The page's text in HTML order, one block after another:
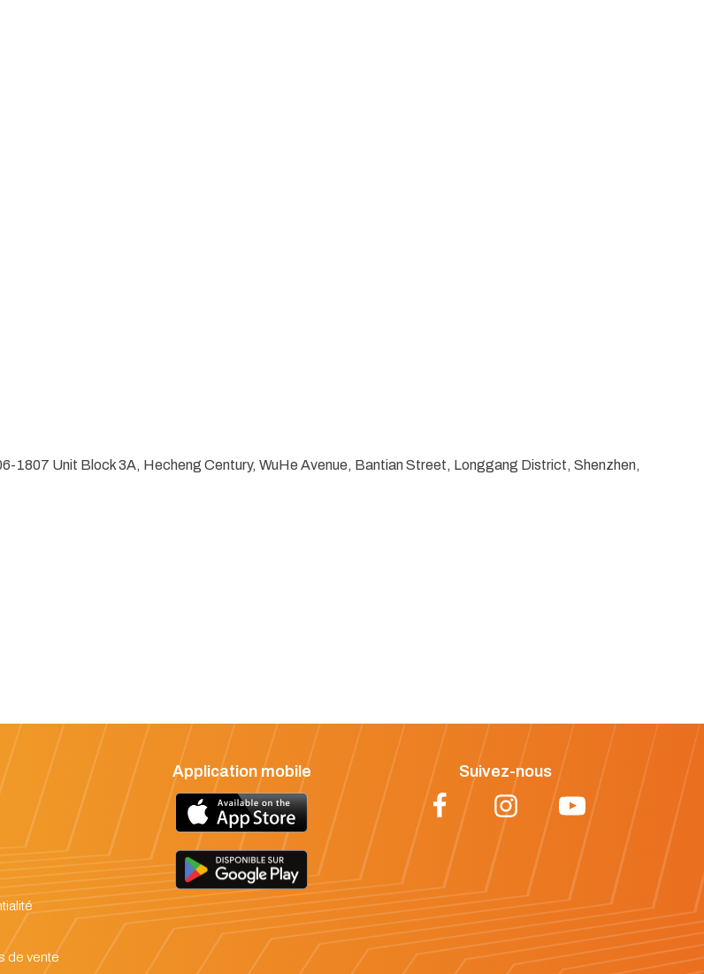
1807 Unit Block 3A, Hecheng Century, WuHe Avenue, Bantian Street, Longgang District, Shenzhen,
de vente
Application mobile Suivez-nous